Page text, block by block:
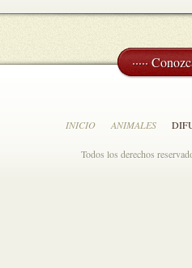
·····
INICIO ANIMALES
Todos los derechos